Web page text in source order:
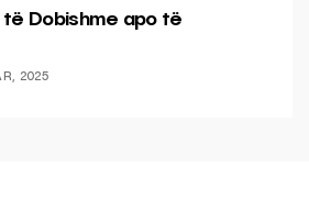
të Dobishme apo të
2025